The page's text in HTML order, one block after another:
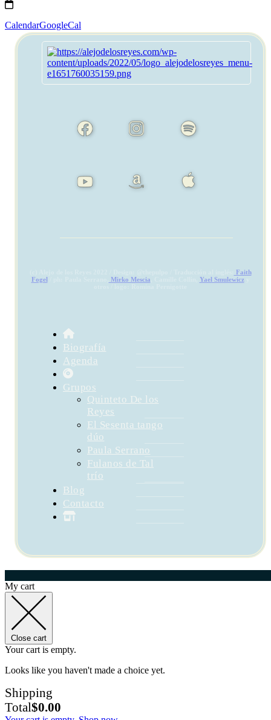
CalendarGoogleCal
Faith
Fogel
Mirko Mescia Yael Smulewiczy
Biografía
Agenda
Grupos
Quinteto De los
Reyes
El Sesenta tango
dúo
Paula Serrano
Fulanos de Tal
trío
Blog
Contacto
My cart
Close cart
Your cart is empty.
Looks like you haven't made a choice yet.
Shipping
Total$0.00